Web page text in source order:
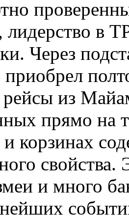
лидерство в
Через
рейсы из
прямо на
корзинах
и много